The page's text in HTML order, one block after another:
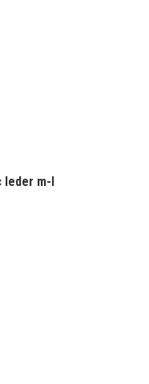
leder m-l